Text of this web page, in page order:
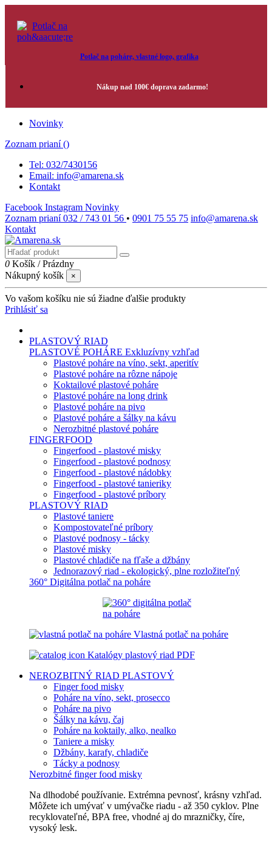
Potlač na poháre, vlastné logo, grafika
Nákup nad 100€ doprava zadarmo!
Novinky
Zoznam prianí ()
Tel: 032/7430156
Email: info@amarena.sk
Kontakt
Facebook Instagram Novinky
Zoznam prianí 032 / 743 01 56 • 0901 75 55 75 info@amarena.sk
Kontakt
0 Košík /Prázdny
Nákupný košík
×
Vo vašom košíku nie sú žiadne ďalšie produkty
Prihlásiť sa
PLASTOVÝ RIAD
PLASTOVÉ POHÁRE Exkluzívny vzhľad
Plastové poháre na víno, sekt, aperitív
Plastové poháre na rôzne nápoje
Koktailové plastové poháre
Plastové poháre na long drink
Plastové poháre na pivo
Plastové poháre a šálky na kávu
Nerozbitné plastové poháre
FINGERFOOD
Fingerfood - plastové misky
Fingerfood - plastové podnosy
Fingerfood - plastové nádobky
Fingerfood - plastové tanieriky
Fingerfood - plastové príbory
PLASTOVÝ RIAD
Plastové taniere
Kompostovateľné príbory
Plastové podnosy - tácky
Plastové misky
Plastové chladiče na fľaše a džbány
Jednorazový riad - ekologický, plne rozložiteľný
360° Digitálna potlač na poháre
Vlastná potlač na poháre
Katalógy plastový riad PDF
NEROZBITNÝ RIAD PLASTOVÝ
Finger food misky
Poháre na víno, sekt, prosecco
Poháre na pivo
Šálky na kávu, čaj
Poháre na koktaily, alko, nealko
Taniere a misky
Džbány, karafy, chladiče
Tácky a podnosy
Nerozbitné finger food misky
Na dlhodobé používanie. Extrémna pevnosť, krásny vzhľad.
Môžete ich umývať v umývačke riadu - až 350 cyklov. Plne
recyklovateľné, BPA free, vhodné aj do mrazničky, číre,
vysoký lesk.